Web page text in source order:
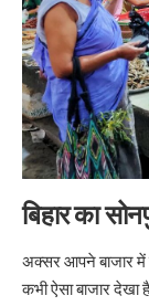
बिहार का
अक्सर आपने बाजार में
कभी ऐसा बाजार देखा